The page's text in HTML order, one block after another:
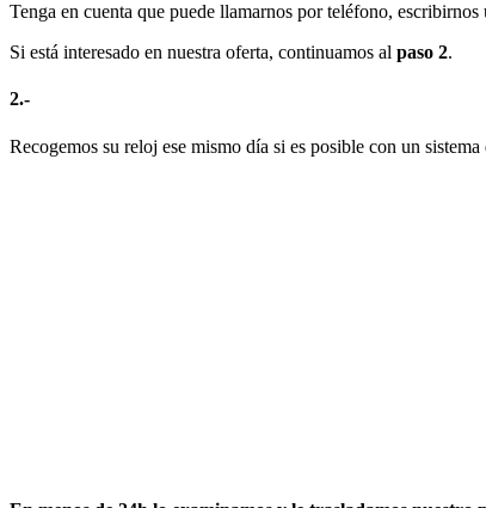
Tenga en cuenta que puede llamarnos por teléfono,
Si está interesado en nuestra oferta, continuamos al paso 2.
2.-
Recogemos su reloj ese mismo día si es posible con un